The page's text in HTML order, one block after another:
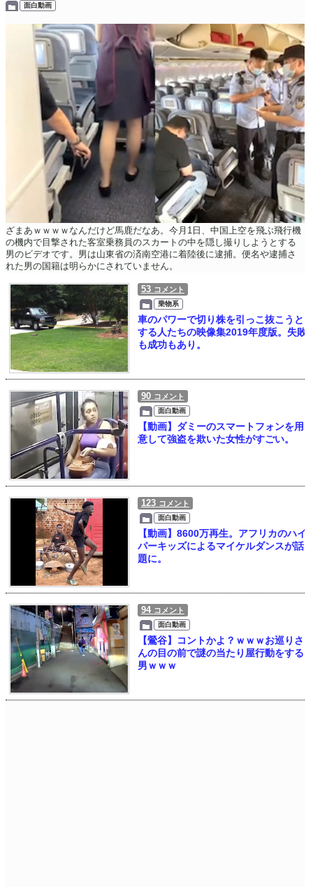
面白動画
ざまあｗｗｗｗなんだけど馬鹿だなあ。今月1日、中国上空を飛ぶ飛行機
の機内で目撃された客室乗務員のスカートの中を隠し撮りしようとする
男のビデオです。男は山東省の済南空港に着陸後に逮捕。便名や逮捕さ
れた男の国籍は明らかにされていません。
53 コメント
乗物系
車のパワーで切り株を引っこ抜こうと
する人たちの映像集2019年度版。失敗
も成功もあり。
90 コメント
面白動画
【動画】ダミーのスマートフォンを用
意して強盗を欺いた女性がすごい。
123 コメント
面白動画
【動画】8600万再生。アフリカのハイ
パーキッズによるマイケルダンスが話
題に。
94 コメント
面白動画
【鶯谷】コントかよ？ｗｗｗお巡りさ
んの目の前で謎の当たり屋行動をする
男ｗｗｗ